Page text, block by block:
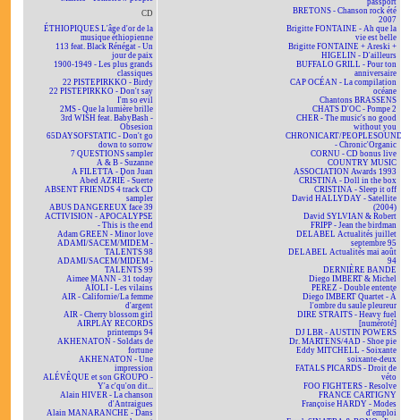
CD
ÉTHIOPIQUES L'âge d'or de la
musique éthiopienne
113 feat. Black Rénégat - Un
jour de paix
1900-1949 - Les plus grands
classiques
22 PISTEPIRKKO - Birdy
22 PISTEPIRKKO - Don't say
I'm so evil
2MS - Que la lumière brille
3rd WISH feat. BabyBash -
Obsesion
65DAYSOFSTATIC - Don't go
down to sorrow
7 QUESTIONS sampler
A & B - Suzanne
A FILETTA - Don Juan
Abed AZRIÉ - Suerte
ABSENT FRIENDS 4 track CD
sampler
ABUS DANGEREUX face 39
ACTIVISION - APOCALYPSE
- This is the end
Adam GREEN - Minor love
ADAMI/SACEM/MIDEM -
TALENTS 98
ADAMI/SACEM/MIDEM -
TALENTS 99
Aimee MANN - 31 today
AÏOLI - Les vilains
AIR - Californie/La femme
d'argent
AIR - Cherry blossom girl
AIRPLAY RECORDS
printemps 94
AKHENATON - Soldats de
fortune
AKHENATON - Une
impression
ALÉVÊQUE et son GROUPO -
Y'a c'qu'on dit...
Alain HIVER - La chanson
d'Antraigues
Alain MANARANCHE - Dans
passport
BRETONS - Chanson rock été
2007
Brigitte FONTAINE - Ah que la
vie est belle
Brigitte FONTAINE + Areski +
HIGELIN - D'ailleurs
BUFFALO GRILL - Pour ton
anniversaire
CAP OCÉAN - La compilation
océane
Chantons BRASSENS
CHATS D'OC - Pompe 2
CHER - The music's no good
without you
CHRONICART/
- Chronic'Organic
CORNU - CD bonus live
COUNTRY MUSIC
ASSOCIATION Awards 1993
CRISTINA - Doll in the box
CRISTINA - Sleep it off
David HALLYDAY - Satellite
(2004)
David SYLVIAN & Robert
FRIPP - Jean the birdman
DELABEL Actualités juillet
septembre 95
DELABEL Actualités mai août
94
DERNIÈRE BANDE
Diego IMBERT & Michel
PEREZ - Double entente
Diego IMBERT Quartet - À
l'ombre du saule pleureur
DIRE STRAITS - Heavy fuel
[numéroté]
DJ LBR - AUSTIN POWERS
Dr. MARTENS/4AD - Shoe pie
Eddy MITCHELL - Soixante
soixante-deux
FATALS PICARDS - Droit de
véto
FOO FIGHTERS - Resolve
FRANCE CARTIGNY
Françoise HARDY - Modes
d'emploi